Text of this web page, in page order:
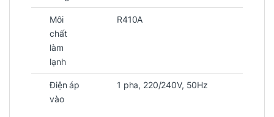
Môi
chất
làm
lạnh
R410A
Điện áp
vào
1 pha, 220/240V, 50Hz